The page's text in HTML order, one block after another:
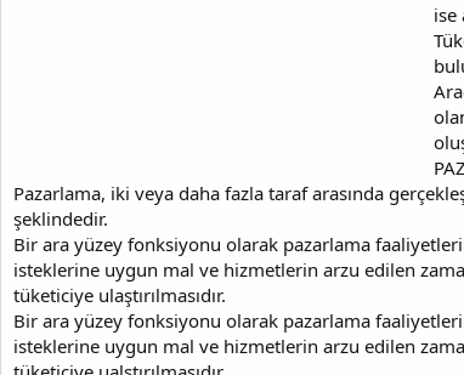
ise
Pazarlama, iki veya daha fazla taraf arasında
şeklindedir.
Bir ara yüzey fonksiyonu olarak pazarlama
isteklerine uygun mal ve hizmetlerin arzu edilen
tüketiciye ulaştırılmasıdır.
Bir ara yüzey fonksiyonu olarak pazarlama
isteklerine uygun mal ve hizmetlerin arzu edilen